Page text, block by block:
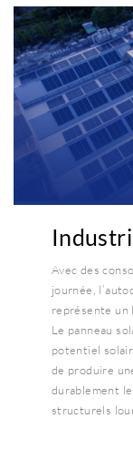
Avec des
journée,
représente un
Le panneau
potentiel
de produire
durablement
structurels